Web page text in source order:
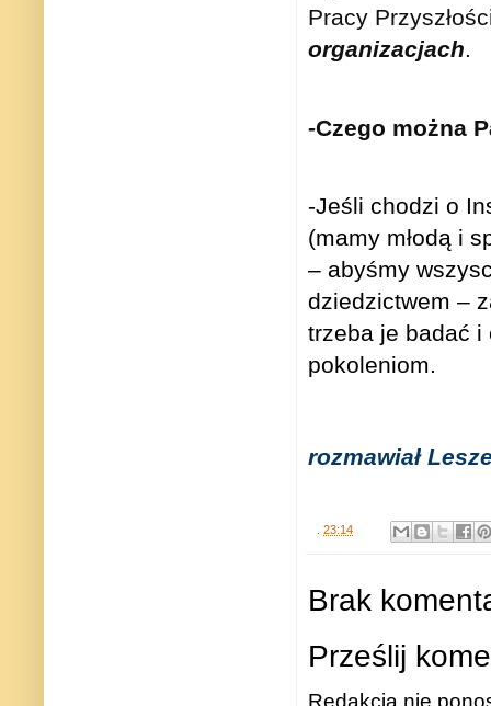
Pracy
organizacjach.
-Czego można
-Jeśli chodzi o
(mamy młodą i
– abyśmy
dziedzictwem –
trzeba je badać i
pokoleniom.
rozmawiał
. 23:14
Brak
Prześlij
Redakcja nie